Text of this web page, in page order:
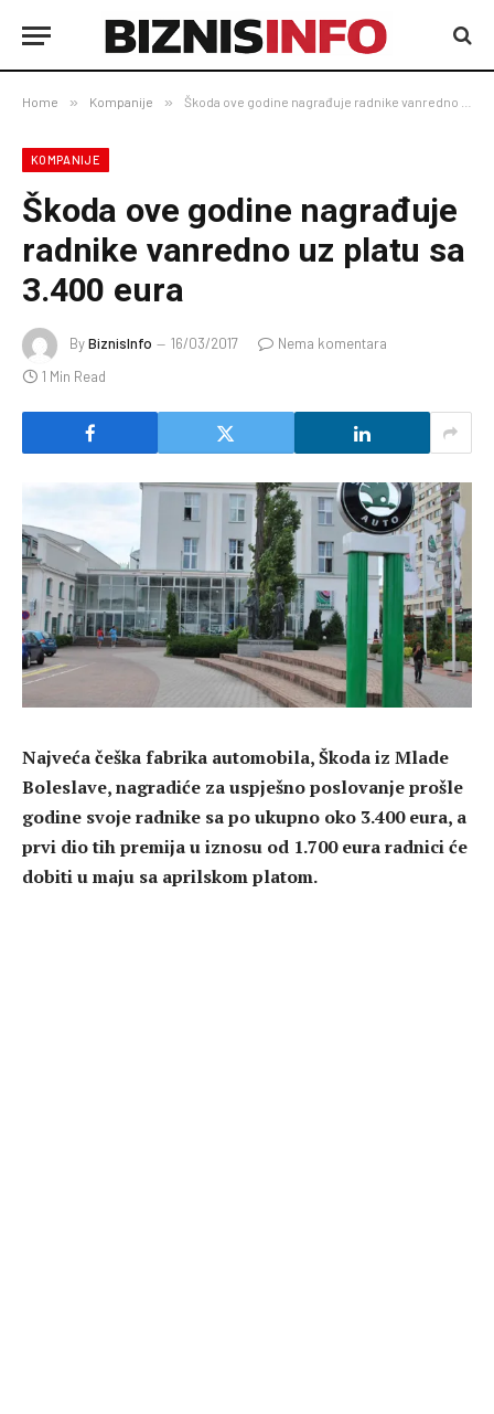
Home » Kompanije » Škoda ove godine nagrađuje radnike vanredno uz platu sa 3.400 eura
KOMPANIJE
Škoda ove godine nagrađuje
radnike vanredno uz platu sa
3.400 eura
ByBiznisInfo 16/03/2017
Nema komentara
1 Min Read
Najveća češka fabrika automobila, Škoda iz Mlade
Boleslave, nagradiće za uspješno poslovanje prošle
godine svoje radnike sa po ukupno oko 3.400 eura, a
prvi dio tih premija u iznosu od 1.700 eura radnici će
dobiti u maju sa aprilskom platom.